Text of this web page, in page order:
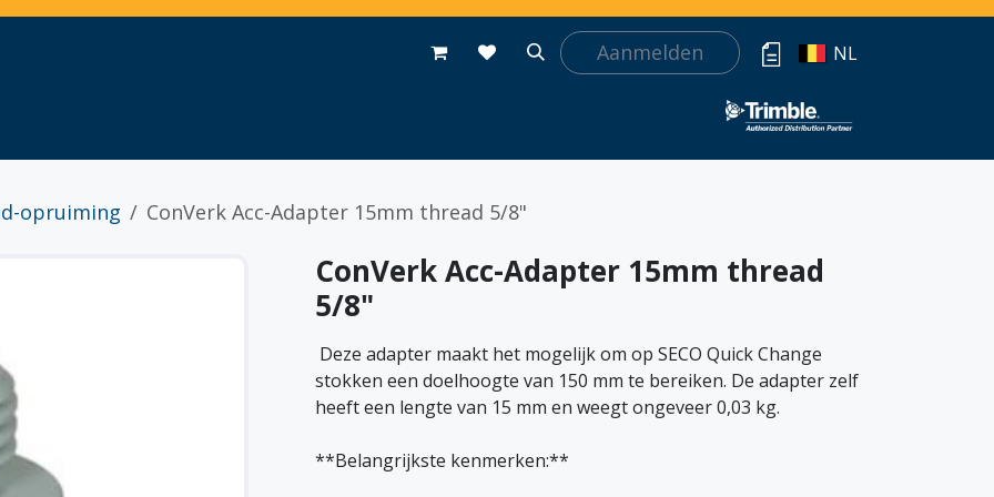
Contact Aanmelden NL
opruiming ConVerk Acc-Adapter 15mm thread 5/8"
ConVerk Acc-Adapter 15mm thread
5/8"
​ Deze adapter maakt het mogelijk om op SECO Quick Change
stokken een doelhoogte van 150 mm te bereiken. De adapter zelf
heeft een lengte van 15 mm en weegt ongeveer 0,03 kg.
**Belangrijkste kenmerken:**